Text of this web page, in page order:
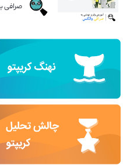
صرافی